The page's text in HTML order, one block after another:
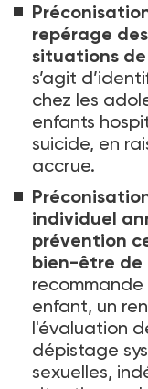
repérage
situations
s’agit
chez les
enfants
suicide, en
accrue.
individuel
prévention
bien-être de
recommande
enfant, un
l'évaluation
dépistage
sexuelles,